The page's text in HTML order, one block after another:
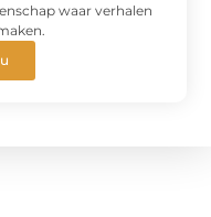
waar verhalen